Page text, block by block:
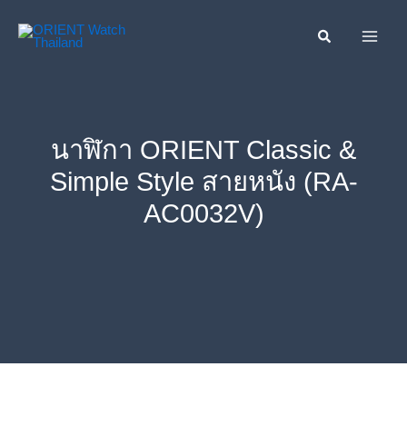
นาฬิกา ORIENT Classic &
Simple Style สายหนัง (RA-
AC0032V)